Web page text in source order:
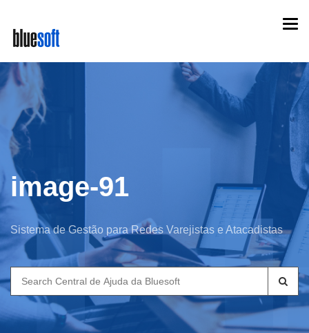
main
content
image-91
Sistema de Gestão para Redes Varejistas e Atacadistas
Search
for: